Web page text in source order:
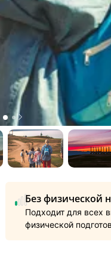
Без физической
Подходит для всех
физической